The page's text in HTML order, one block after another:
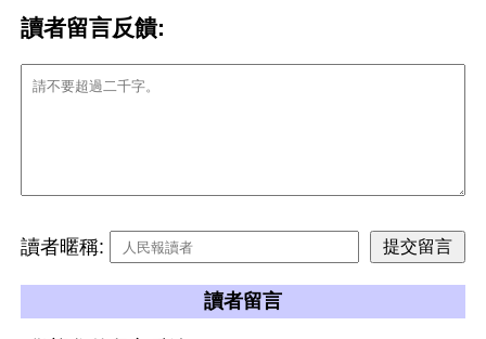
讀者留言反饋:
讀者暱稱:
讀者留言